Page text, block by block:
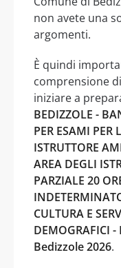
non avete una
argomenti.
È quindi
comprensione
iniziare a
BEDIZZOLE -
PER ESAMI PER
ISTRUTTORE
AREA DEGLI
PARZIALE 20
CULTURA E
DEMOGRAFICI
Bedizzole 2026.